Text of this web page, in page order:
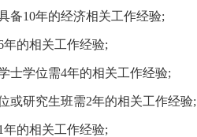
备10年的经济相关工作经验;
年的相关工作经验;
士学位需4年的相关工作经验;
或研究生班需2年的相关工作经验;
年的相关工作经验;